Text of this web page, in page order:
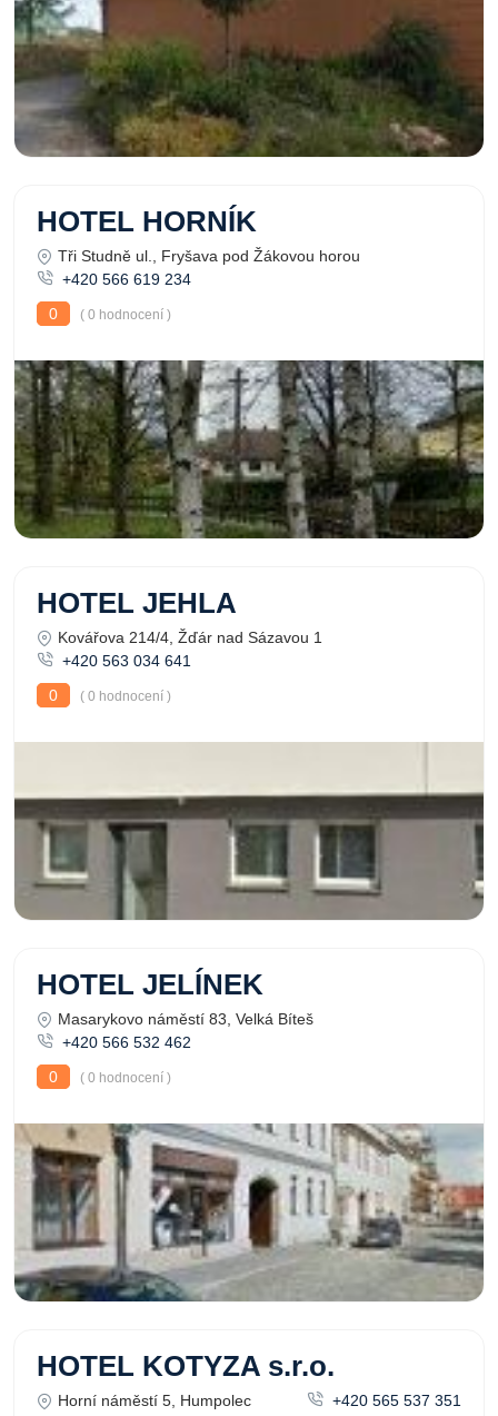
HOTEL HORNÍK
Tři Studně ul., Fryšava pod Žákovou horou
+420 566 619 234
0
( 0 hodnocení )
HOTEL JEHLA
Kovářova 214/4, Žďár nad Sázavou 1
+420 563 034 641
0
( 0 hodnocení )
HOTEL JELÍNEK
Masarykovo náměstí 83, Velká Bíteš
+420 566 532 462
0
( 0 hodnocení )
HOTEL KOTYZA s.r.o.
Horní náměstí 5, Humpolec +420 565 537 351